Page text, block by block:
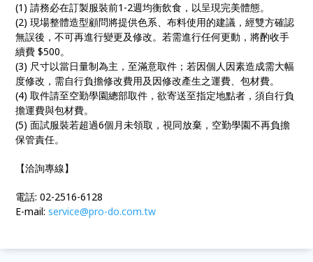
(1) 請務必在訂製服裝前1-2週均衡飲食，以呈現完美體態。
(2) 現場整體造型顧問將提供色系、布料使用的建議，經雙方確認
無誤後，不可再進行變更及修改。若需進行任何更動，將酌收手
續費 $500。
(3) 尺寸以當日量制為主，至滿意取件；若因個人因素造成需大幅
度修改，需自行負擔修改費用及因修改產生之運費、包材費。
(4) 取件請至空勤學園總部取件，欲寄送至指定地點者，須自行負
擔運費與包材費。
(5) 面試服裝若超過6個月未領取，視同放棄，空勤學園不再負擔
保管責任。
【洽詢專線】
電話: 02-2516-6128
E-mail:service@pro-do.com.tw